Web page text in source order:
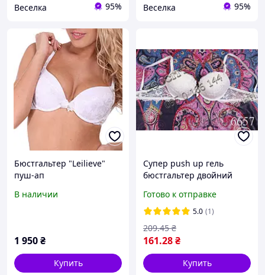
Веселка 95% Веселка 95%
Бюстгальтер "Leilieve"
пуш-ап
В наличии
1 950₴
Купить
Супер push up гель
бюстгальтер двойний
розмір) формований 6657
Donafen
Готово к отправке
5.0 (1)
161.28₴
209.45 ₴
Купить